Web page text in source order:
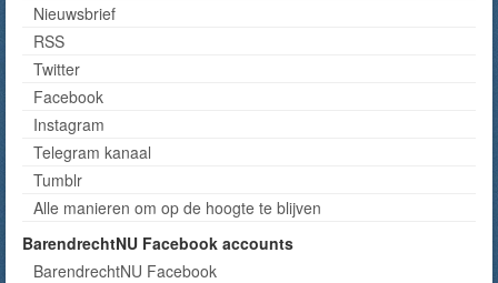
Nieuwsbrief
RSS
Twitter
Facebook
Instagram
Telegram kanaal
Tumblr
Alle manieren om op de hoogte te blijven
BarendrechtNU Facebook accounts
BarendrechtNU Facebook